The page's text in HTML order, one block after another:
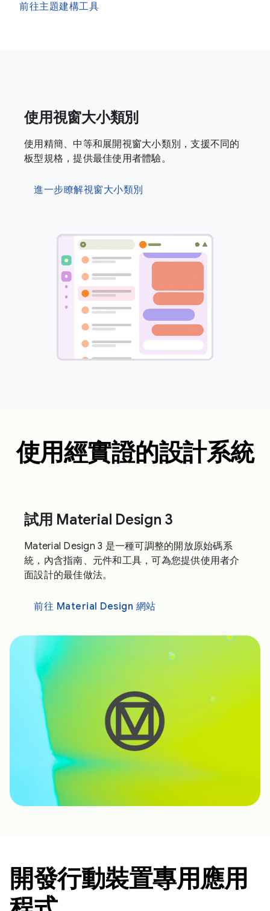
前往主題建構工具
使用視窗大小類別
使用精簡、中等和展開視窗大小類別，支援不同的
板型規格，提供最佳使用者體驗。
進一步瞭解視窗大小類別
使用經實證的設計系統
試用 Material Design 3
Material Design 3 是一種可調整的開放原始碼系
統，內含指南、元件和工具，可為您提供使用者介
面設計的最佳做法。
前往 Material Design 網站
開發行動裝置專用應用